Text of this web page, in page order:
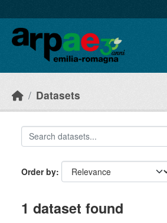
Datasets
Order by
1 dataset found